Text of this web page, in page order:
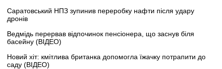
Саратовський НПЗ зупинив переробку нафти після удару
дронів
Ведмідь перервав відпочинок пенсіонера, що заснув біля
басейну (ВІДЕО)
Новий хіт: кмітлива британка допомогла їжачку потрапити до
саду (ВІДЕО)